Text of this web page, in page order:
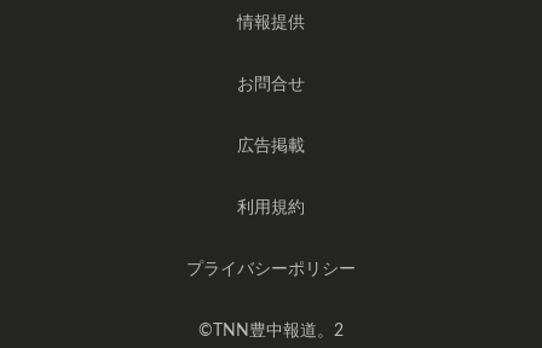
情報提供
お問合せ
広告掲載
利用規約
プライバシーポリシー
©️TNN豊中報道。2